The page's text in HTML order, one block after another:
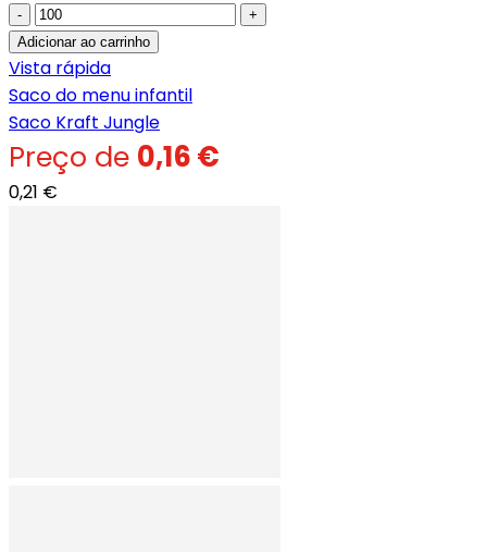
-
+
Adicionar ao carrinho
Vista rápida
Saco do menu infantil
Saco Kraft Jungle
Preço de 0,16 €
0,21 €